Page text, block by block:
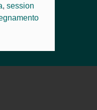
, session